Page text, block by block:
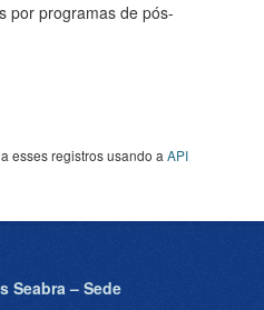
por programas de pós-
esses registros usando a API
Seabra – Sede